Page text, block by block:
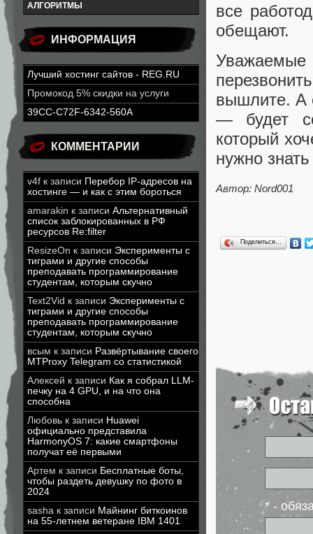
АЛГОРИТМЫ
ИНФОРМАЦИЯ
Лучший хостинг сайтов - REG.RU
Промокод 5% скидки на услуги
39CC-C72F-6342-560A
КОММЕНТАРИИ
v4f к записи Перебор IP-адресов на
хостинге — и как с этим бороться
amarakin к записи Альтернативный
список заблокированных в РФ
ресурсов Re:filter
ResizeOn к записи Эксперименты с
тиграми и другие способы
преподавать программирование
студентам, которым скучно
Text2Vid к записи Эксперименты с
тиграми и другие способы
преподавать программирование
студентам, которым скучно
всым к записи Развёртывание своего
MTProxy Telegram со статистикой
Алексей к записи Как я собрал LLM-
печку на 4 GPU, и на что она
способна
Любовь к записи Huawei
официально представила
HarmonyOS 7: какие смартфоны
получат её первыми
Артем к записи Бесплатные боты,
чтобы раздеть девушку по фото в
2024
sasha к записи Майнинг биткоинов
на 55-летнем ветеране IBM 1401
все
обещают.
вышлите. А
— будет
который
нужно
Автор: Nord001
Поделиться…
* -